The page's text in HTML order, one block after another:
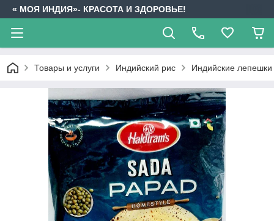
« МОЯ ИНДИЯ»- КРАСОТА И ЗДОРОВЬЕ!
Товары и услуги Индийский рис Индийские